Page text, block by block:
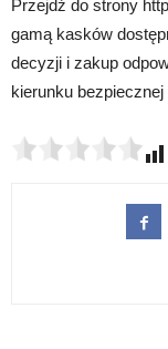
Przejdź do strony
gamą kasków
decyzji i zakup
kierunku